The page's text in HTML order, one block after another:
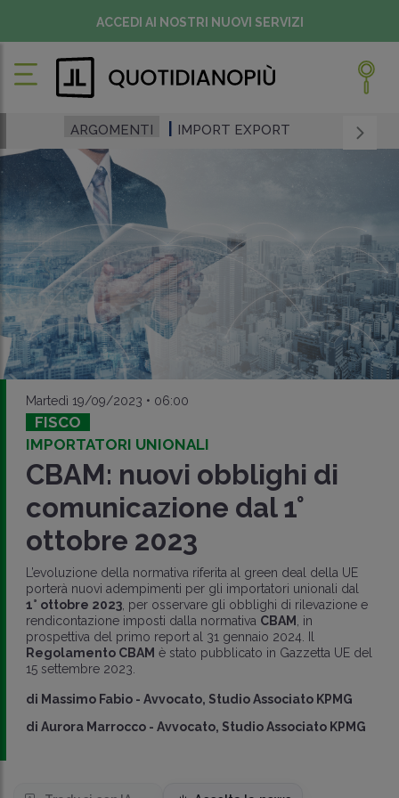
ACCEDI AI NOSTRI NUOVI SERVIZI
ARGOMENTI IMPORT EXPORT
Martedì 19/09/2023 • 06:00
FISCO
IMPORTATORI UNIONALI
CBAM: nuovi obblighi di
comunicazione dal 1°
ottobre 2023
L’evoluzione della normativa riferita al green deal della UE
porterà nuovi adempimenti per gli importatori unionali dal
1° ottobre 2023, per osservare gli obblighi di rilevazione e
rendicontazione imposti dalla normativa CBAM , in
prospettiva del primo report al 31 gennaio 2024. Il
Regolamento CBAM è stato pubblicato in Gazzetta UE del
15 settembre 2023.
di Massimo Fabio - Avvocato, Studio Associato KPMG
di Aurora Marrocco - Avvocato, Studio Associato KPMG